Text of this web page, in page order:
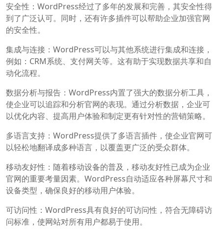
安全性：WordPress经过了多年的发展和完善，其安全性得
到了广泛认可。同时，还有许多插件可以帮助企业加强官网
的安全性。
集成与连接：WordPress可以与其他系统进行集成和连接，
例如：CRM系统、支付网关等。这有助于实现数据共享和自
动化流程。
数据分析与报告：WordPress内置了强大的数据分析工具，
使企业可以追踪和分析官网的表现。通过分析数据，企业可
以优化内容、提高用户体验和制定更有针对性的营销策略。
多语言支持：WordPress提供了多语言插件，使企业官网可
以轻松地翻译成多种语言，以覆盖更广泛的受众群体。
移动友好性：随着移动设备的普及，移动友好性已成为企业
官网的重要考量因素。WordPress自动适应各种屏幕尺寸和
设备类型，确保良好的移动用户体验。
可访问性：WordPress具有良好的可访问性，符合无障碍访
问标准，使网站对所有用户都易于使用。